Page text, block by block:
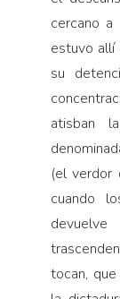
cercano
estuvo allí
su
atisban
(el verdor
cuando
tocan,